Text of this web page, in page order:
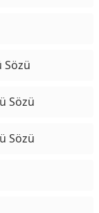
Sözü
Sözü
Sözü